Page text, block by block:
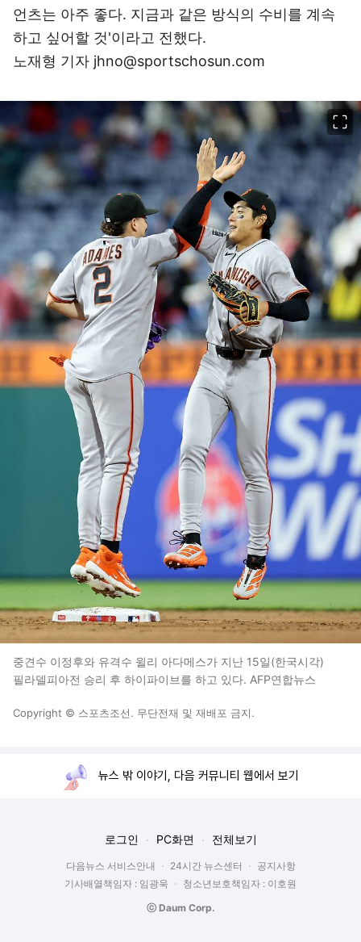
언츠는 아주 좋다. 지금과 같은 방식의 수비를 계속
하고 싶어할 것'이라고 전했다.
노재형 기자 jhno@sportschosun.com
중견수 이정후와 유격수 윌리 아다메스가 지난 15일(한국시각)
필라델피아전 승리 후 하이파이브를 하고 있다. AFP연합뉴스
Copyright © 스포츠조선. 무단전재 및 재배포 금지.
뉴스 밖 이야기, 다음 커뮤니티 웹에서 보기
로그인 PC화면 전체보기
다음뉴스 서비스안내 24시간 뉴스센터
공지사항
기사배열책임자 : 임광욱
청소년보호책임자 : 이호원
ⓒ Daum Corp.